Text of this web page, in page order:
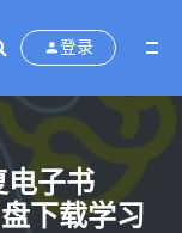
登录
电子书
下载学习